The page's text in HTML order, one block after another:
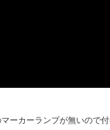
ーカーランプが無いので